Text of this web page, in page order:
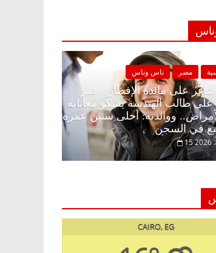
الرئيسية مصر
مقعد شاغر على مائدة
محمد علي طالب الهندسة
من الأمراض.. ووالدته:
بتضيع في السجن
15 مارس، 2026
وناس
وبلكونة بلا زينة
فاروق خبير
حلم الحرية ولمة
CAIRO, EG